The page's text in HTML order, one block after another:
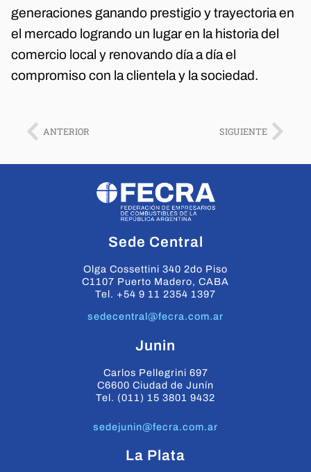
generaciones ganando prestigio y trayectoria en
el mercado logrando un lugar en la historia del
comercio local y renovando día a día el
compromiso con la clientela y la sociedad.
ANTERIOR SIGUIENTE
Sede Central
Olga Cossettini 340 2do Piso
C1107 Puerto Madero, CABA
Tel. +54 9 11 2354 1397
sedecentral@fecra.com.ar
Junin
Carlos Pellegrini 697
C6600 Ciudad de Junín
Tel. (011) 15 3801 9432
sedejunin@fecra.com.ar
La Plata